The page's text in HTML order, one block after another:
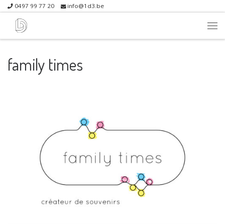
Skip to content
0497 99 77 20 info@1d3.be
family times